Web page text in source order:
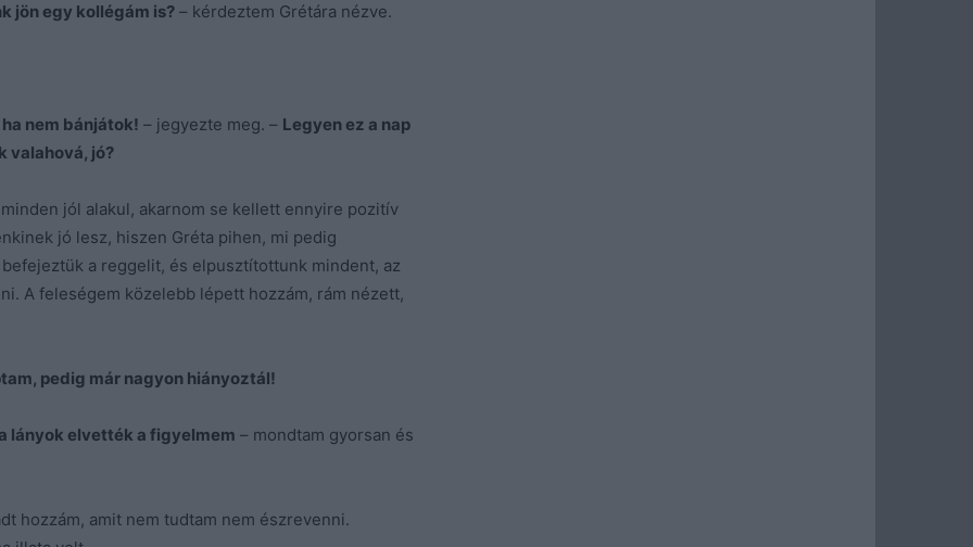
jön egy kollégám is? – kérdeztem Grétára nézve.
nem bánjátok! – jegyezte meg. – Legyen ez a nap
valahová, jó?
jól alakul, akarnom se kellett ennyire pozitív
jó lesz, hiszen Gréta pihen, mi pedig
a reggelit, és elpusztítottunk mindent, az
A feleségem közelebb lépett hozzám, rám nézett,
pedig már nagyon hiányoztál!
lányok elvették a figyelmem – mondtam gyorsan és
hozzám, amit nem tudtam nem észrevenni.